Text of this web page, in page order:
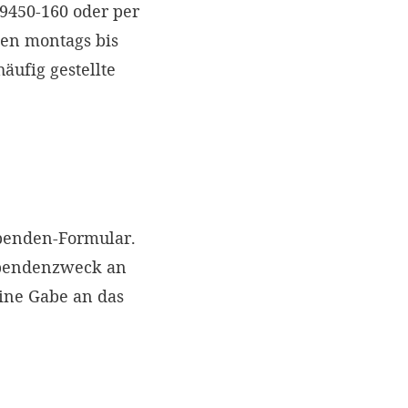
160 oder per
montags bis
gestellte
Formular.
an
Gabe an das